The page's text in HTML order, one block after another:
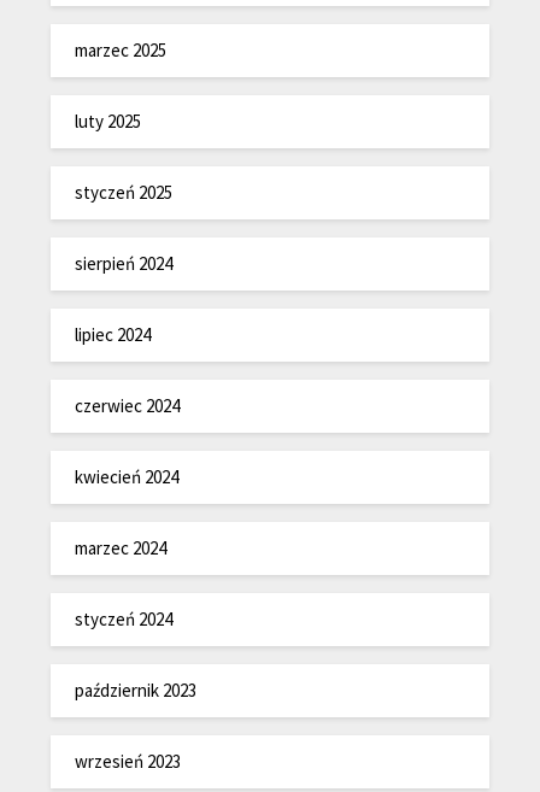
marzec 2025
luty 2025
styczeń 2025
sierpień 2024
lipiec 2024
czerwiec 2024
kwiecień 2024
marzec 2024
styczeń 2024
październik 2023
wrzesień 2023